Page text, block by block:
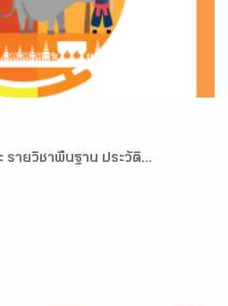
ายวิชาพื้นฐาน ประวัติ...